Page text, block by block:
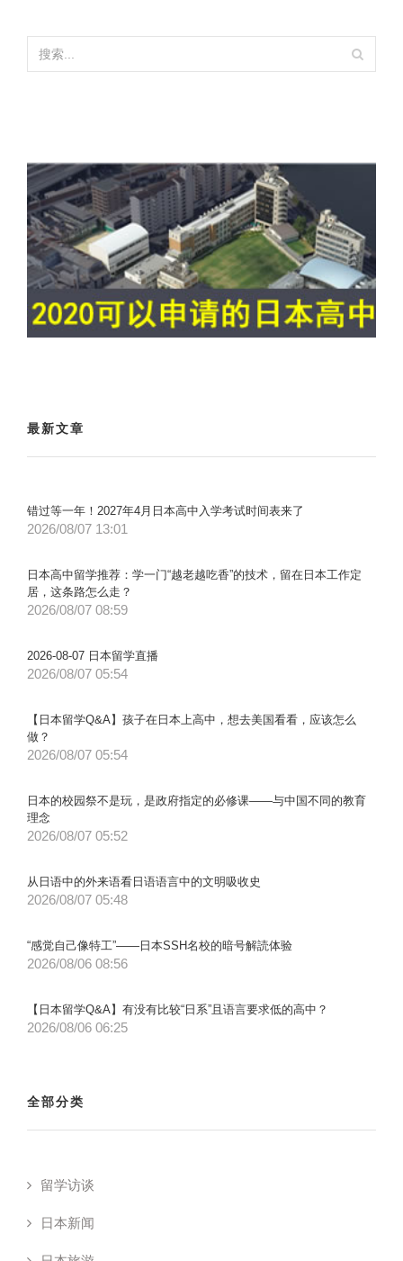
最新文章
错过等一年！2027年4月日本高中入学考试时间表来了
2026/08/07 13:01
日本高中留学推荐：学一门“越老越吃香”的技术，留在日本工作定
居，这条路怎么走？
2026/08/07 08:59
2026-08-07 日本留学直播
2026/08/07 05:54
【日本留学Q&A】孩子在日本上高中，想去美国看看，应该怎么
做？
2026/08/07 05:54
日本的校园祭不是玩，是政府指定的必修课——与中国不同的教育
理念
2026/08/07 05:52
从日语中的外来语看日语语言中的文明吸收史
2026/08/07 05:48
“感觉自己像特工”——日本SSH名校的暗号解読体验
2026/08/06 08:56
【日本留学Q&A】有没有比较“日系”且语言要求低的高中？
2026/08/06 06:25
全部分类
留学访谈
日本新闻